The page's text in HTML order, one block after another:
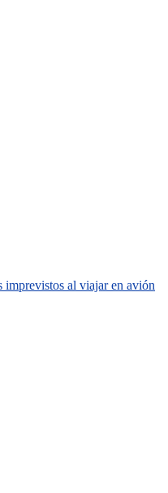
imprevistos al viajar en avión